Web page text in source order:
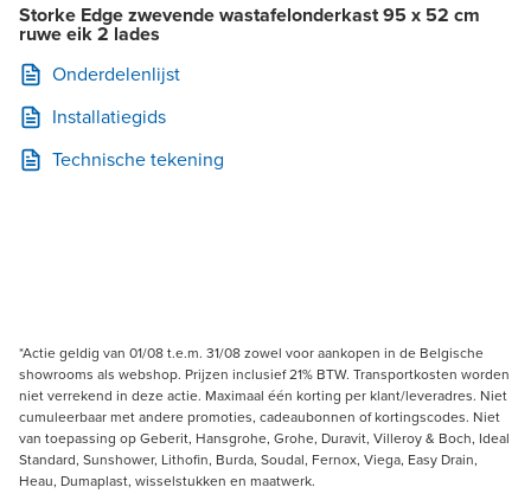
Storke Edge zwevende wastafelonderkast 95 x 52 cm
ruwe eik 2 lades
Onderdelenlijst
Installatiegids
Technische tekening
*Actie geldig van 01/08 t.e.m. 31/08 zowel voor aankopen in de Belgische
showrooms als webshop. Prijzen inclusief 21% BTW. Transportkosten worden
niet verrekend in deze actie. Maximaal één korting per klant/leveradres. Niet
cumuleerbaar met andere promoties, cadeaubonnen of kortingscodes. Niet
van toepassing op Geberit, Hansgrohe, Grohe, Duravit, Villeroy & Boch, Ideal
Standard, Sunshower, Lithofin, Burda, Soudal, Fernox, Viega, Easy Drain,
Heau, Dumaplast, wisselstukken en maatwerk.